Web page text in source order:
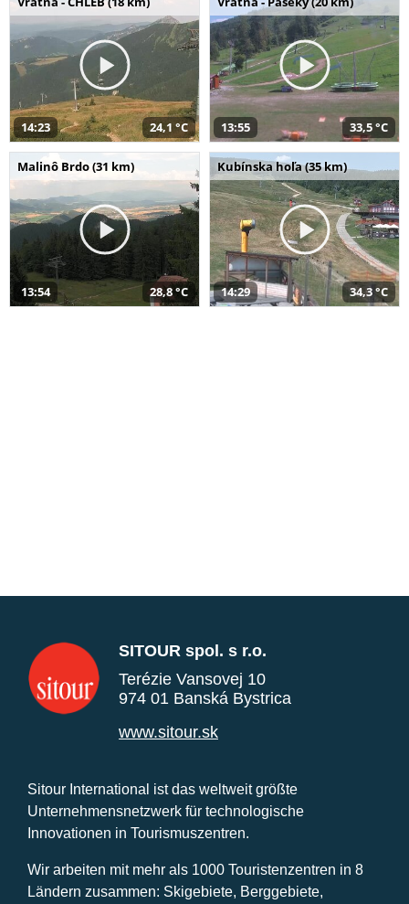
14:23 24,1 °C 13:55 33,5 °C
Malinô Brdo (31 km)
13:54 28,8 °C
Kubínska hoľa (35 km)
14:29 34,3 °C
SITOUR spol. s r.o.
Terézie Vansovej 10
974 01 Banská Bystrica
www.sitour.sk
Sitour International ist das weltweit größte
Unternehmensnetzwerk für technologische
Innovationen in Tourismuszentren.
Wir arbeiten mit mehr als 1000 Touristenzentren in 8
Ländern zusammen: Skigebiete, Berggebiete,